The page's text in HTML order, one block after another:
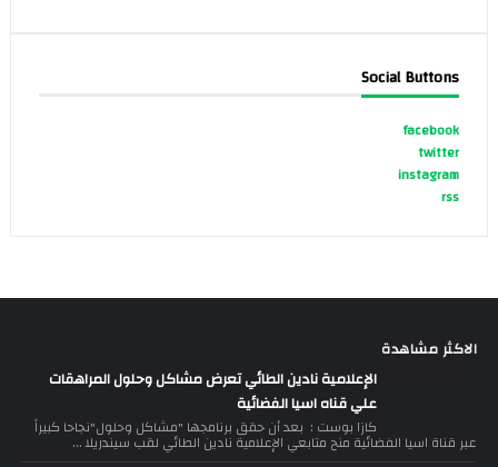
Social Buttons
facebook
twitter
instagram
rss
الاكثر مشاهدة
الإعلامية نادين الطائي تعرض مشاكل وحلول المراهقات
علي قناه اسيا الفضائية
كازا بوست : بعد أن حقق برنامجها "مشاكل وحلول"نجاحا كبيراً
عبر قناة اسيا الفضائية منح متابعي الإعلامية نادين الطائي لقب سيندريلا ...